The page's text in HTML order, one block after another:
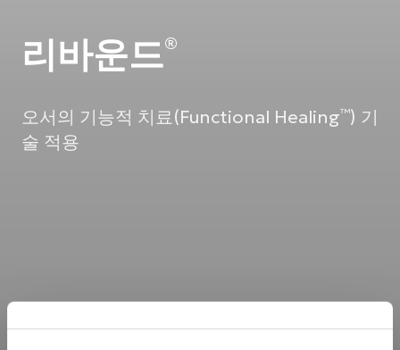
리바운드®
오서의 기능적 치료(Functional Healing™) 기
술 적용